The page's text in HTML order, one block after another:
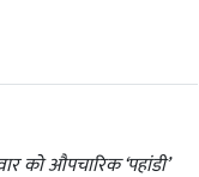
को औपचारिक ‘पहांडी’